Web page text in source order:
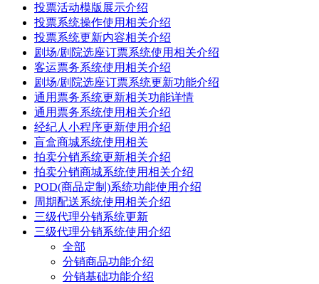
投票活动模版展示介绍
投票系统操作使用相关介绍
投票系统更新内容相关介绍
剧场/剧院选座订票系统使用相关介绍
客运票务系统使用相关介绍
剧场/剧院选座订票系统更新功能介绍
通用票务系统更新相关功能详情
通用票务系统使用相关介绍
经纪人小程序更新使用介绍
盲盒商城系统使用相关
拍卖分销系统更新相关介绍
拍卖分销商城系统使用相关介绍
POD(商品定制)系统功能使用介绍
周期配送系统使用相关介绍
三级代理分销系统更新
三级代理分销系统使用介绍
全部
分销商品功能介绍
分销基础功能介绍